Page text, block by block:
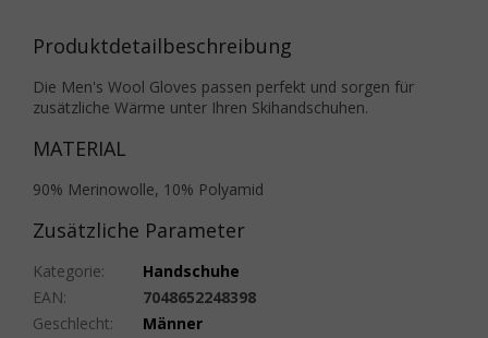
Produktdetailbeschreibung
Die Men's Wool Gloves passen perfekt und sorgen für
zusätzliche Wärme unter Ihren Skihandschuhen.
MATERIAL
90% Merinowolle, 10% Polyamid
Zusätzliche Parameter
Kategorie:
Handschuhe
EAN:
7048652248398
Geschlecht:
Männer